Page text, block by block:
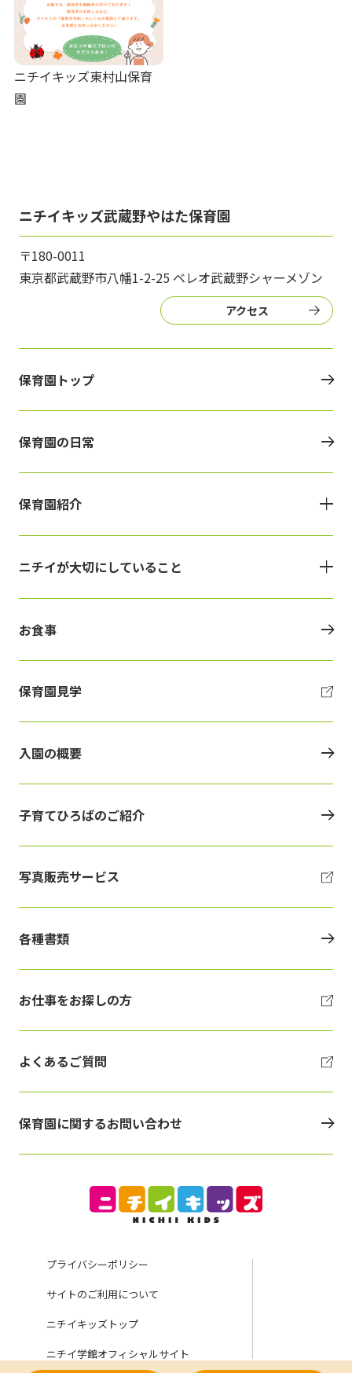
ニチイキッズ東村山保育
園
プライバシーポリシー
サイトのご利用について
ニチイキッズトップ
ニチイ学館オフィシャルサイト
ニチイキッズ武蔵野やはた保育園
〒180-0011
東京都武蔵野市八幡1-2-25 ベレオ武蔵野シャーメゾン
アクセス
保育園トップ
保育園の日常
保育園紹介
ニチイが大切にしていること
お食事
保育園見学
入園の概要
子育てひろばのご紹介
写真販売サービス
各種書類
お仕事をお探しの方
よくあるご質問
保育園に関するお問い合わせ